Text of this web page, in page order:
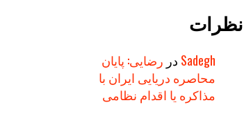
نظرات
Sadegh در رضایی: پایان
محاصره دریایی ایران با
مذاکره یا اقدام نظامی